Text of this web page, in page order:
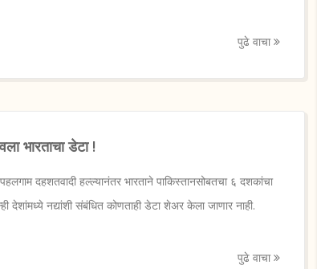
पुढे वाचा
भारताचा डेटा !
दहशतवादी हल्ल्यानंतर भारताने पाकिस्तानसोबतचा ६ दशकांचा
देशांमध्ये नद्यांशी संबंधित कोणताही डेटा शेअर केला जाणार नाही.
पुढे वाचा